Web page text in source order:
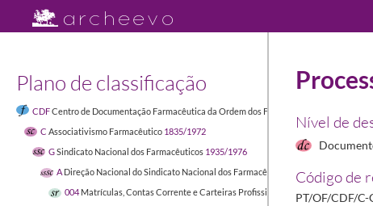
Plano de classificação
CDFCentro de Documentação Farmacêutica da Ordem dos Farmacêuticos
C Associativismo Farmacêutico 1835/1972
GSindicato Nacional dos Farmacêuticos 1935/1976
A Direção Nacional do Sindicato Nacional dos Farmacêuticos
1900/1996-03-16
004 Matrículas, Contas Corrente e Carteiras Profissionais de Sócios do
Nível de
Código de
PT/OF/CDF/